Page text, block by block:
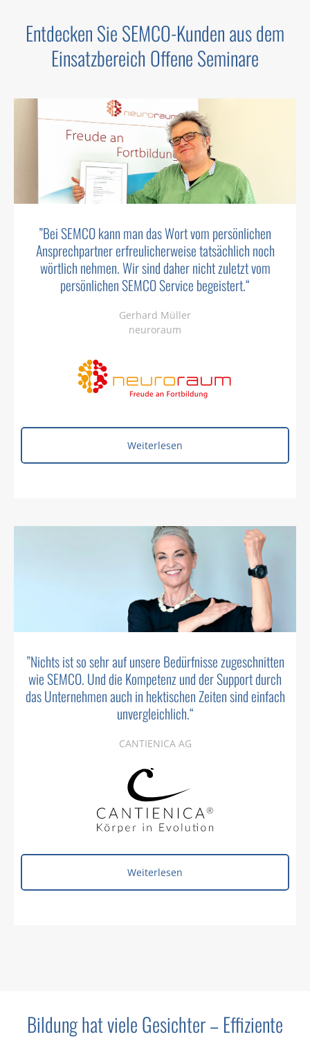
Entdecken Sie SEMCO-Kunden aus dem
Einsatzbereich Offene Seminare
”Bei SEMCO kann man das Wort vom persön­lichen
Ansprech­partner erfreu­licher­weise tatsäch­lich noch
wörtlich nehmen. Wir sind daher nicht zuletzt vom
persön­lichen SEMCO Service begeistert.“
Gerhard Müller
neuroraum
Weiterlesen
”Nichts ist so sehr auf unsere Bedürfnisse zugeschnitten
wie SEMCO. Und die Kompetenz und der Support durch
das Unternehmen auch in hektischen Zeiten sind einfach
unvergleichlich.“
CANTIENICA AG
Weiterlesen
Bildung hat viele Gesichter – Effiziente